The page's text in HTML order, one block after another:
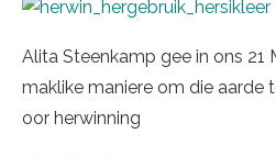
Alita Steenkamp gee in ons 21
maklike maniere om die aarde
oor herwinning